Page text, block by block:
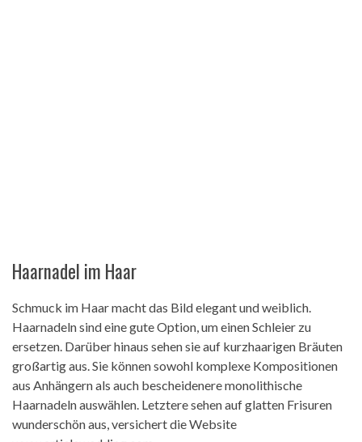
Haarnadel im Haar
Schmuck im Haar macht das Bild elegant und weiblich.
Haarnadeln sind eine gute Option, um einen Schleier zu
ersetzen. Darüber hinaus sehen sie auf kurzhaarigen Bräuten
großartig aus. Sie können sowohl komplexe Kompositionen
aus Anhängern als auch bescheidenere monolithische
Haarnadeln auswählen. Letztere sehen auf glatten Frisuren
wunderschön aus, versichert die Website